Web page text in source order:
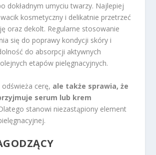
dokładnym umyciu twarzy. Najlepiej
kosmetyczny i delikatnie przetrzeć
oraz dekolt. Regularne stosowanie
się do poprawy kondycji skóry i
do absorpcji aktywnych
etapów pielęgnacyjnych.
cerę, ale także sprawia, że
serum lub krem
stanowi niezastąpiony element